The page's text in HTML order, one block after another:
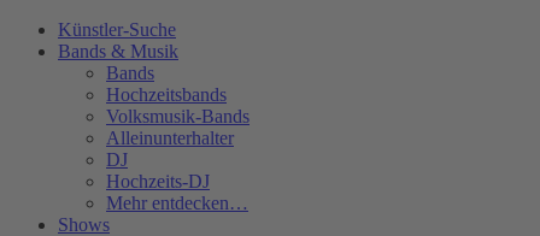
Künstler-Suche
Bands & Musik
Bands
Hochzeitsbands
Volksmusik-Bands
Alleinunterhalter
DJ
Hochzeits-DJ
Mehr entdecken…
Shows